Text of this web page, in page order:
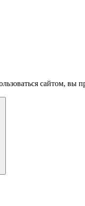
сайтом, вы